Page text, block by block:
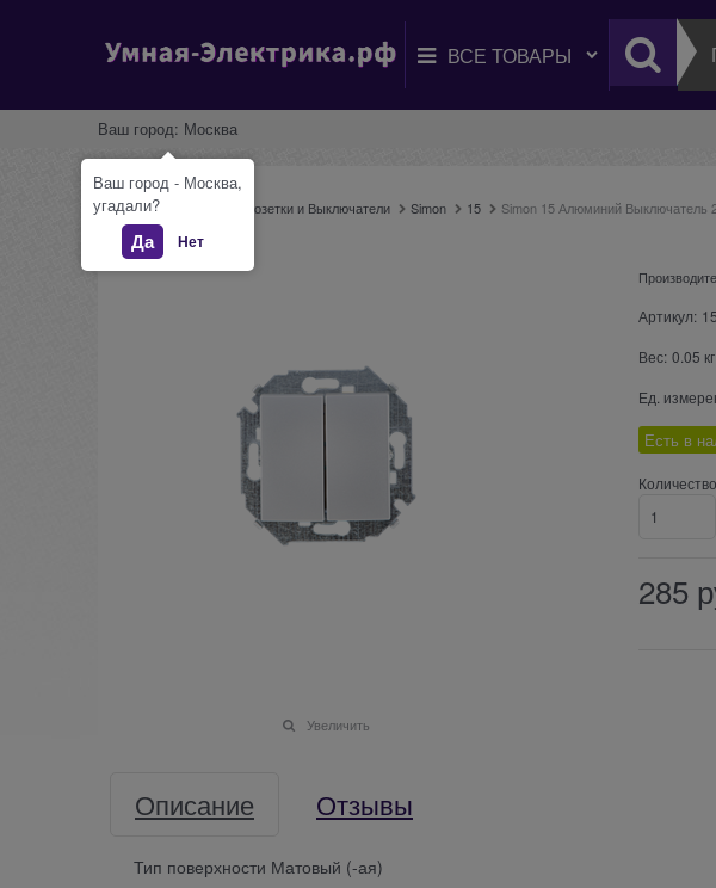
Ваш город: Москва
Главная Розетки и Выключатели Simon 15 Simon 15 Алюминий Выключатель
Увеличить
Артикул:
Вес: 0.05 кг.
Ед.
Есть в
285
Описание Отзывы
Тип поверхности Матовый (-ая)
Ваш город - Москва,
угадали?
Да Нет